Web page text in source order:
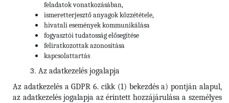
feladatok vonatkozásában,
ismeretterjesztő anyagok közzététele,
hivatali események kommunikálása
fogyasztói tudatosság elősegítése
feliratkozottak azonosítása
kapcsolattartás
Az adatkezelés jogalapja
Az adatkezelés a GDPR 6. cikk (1) bekezdés a) pontján alapul,
az adatkezelés jogalapja az érintett hozzájárulása a személyes